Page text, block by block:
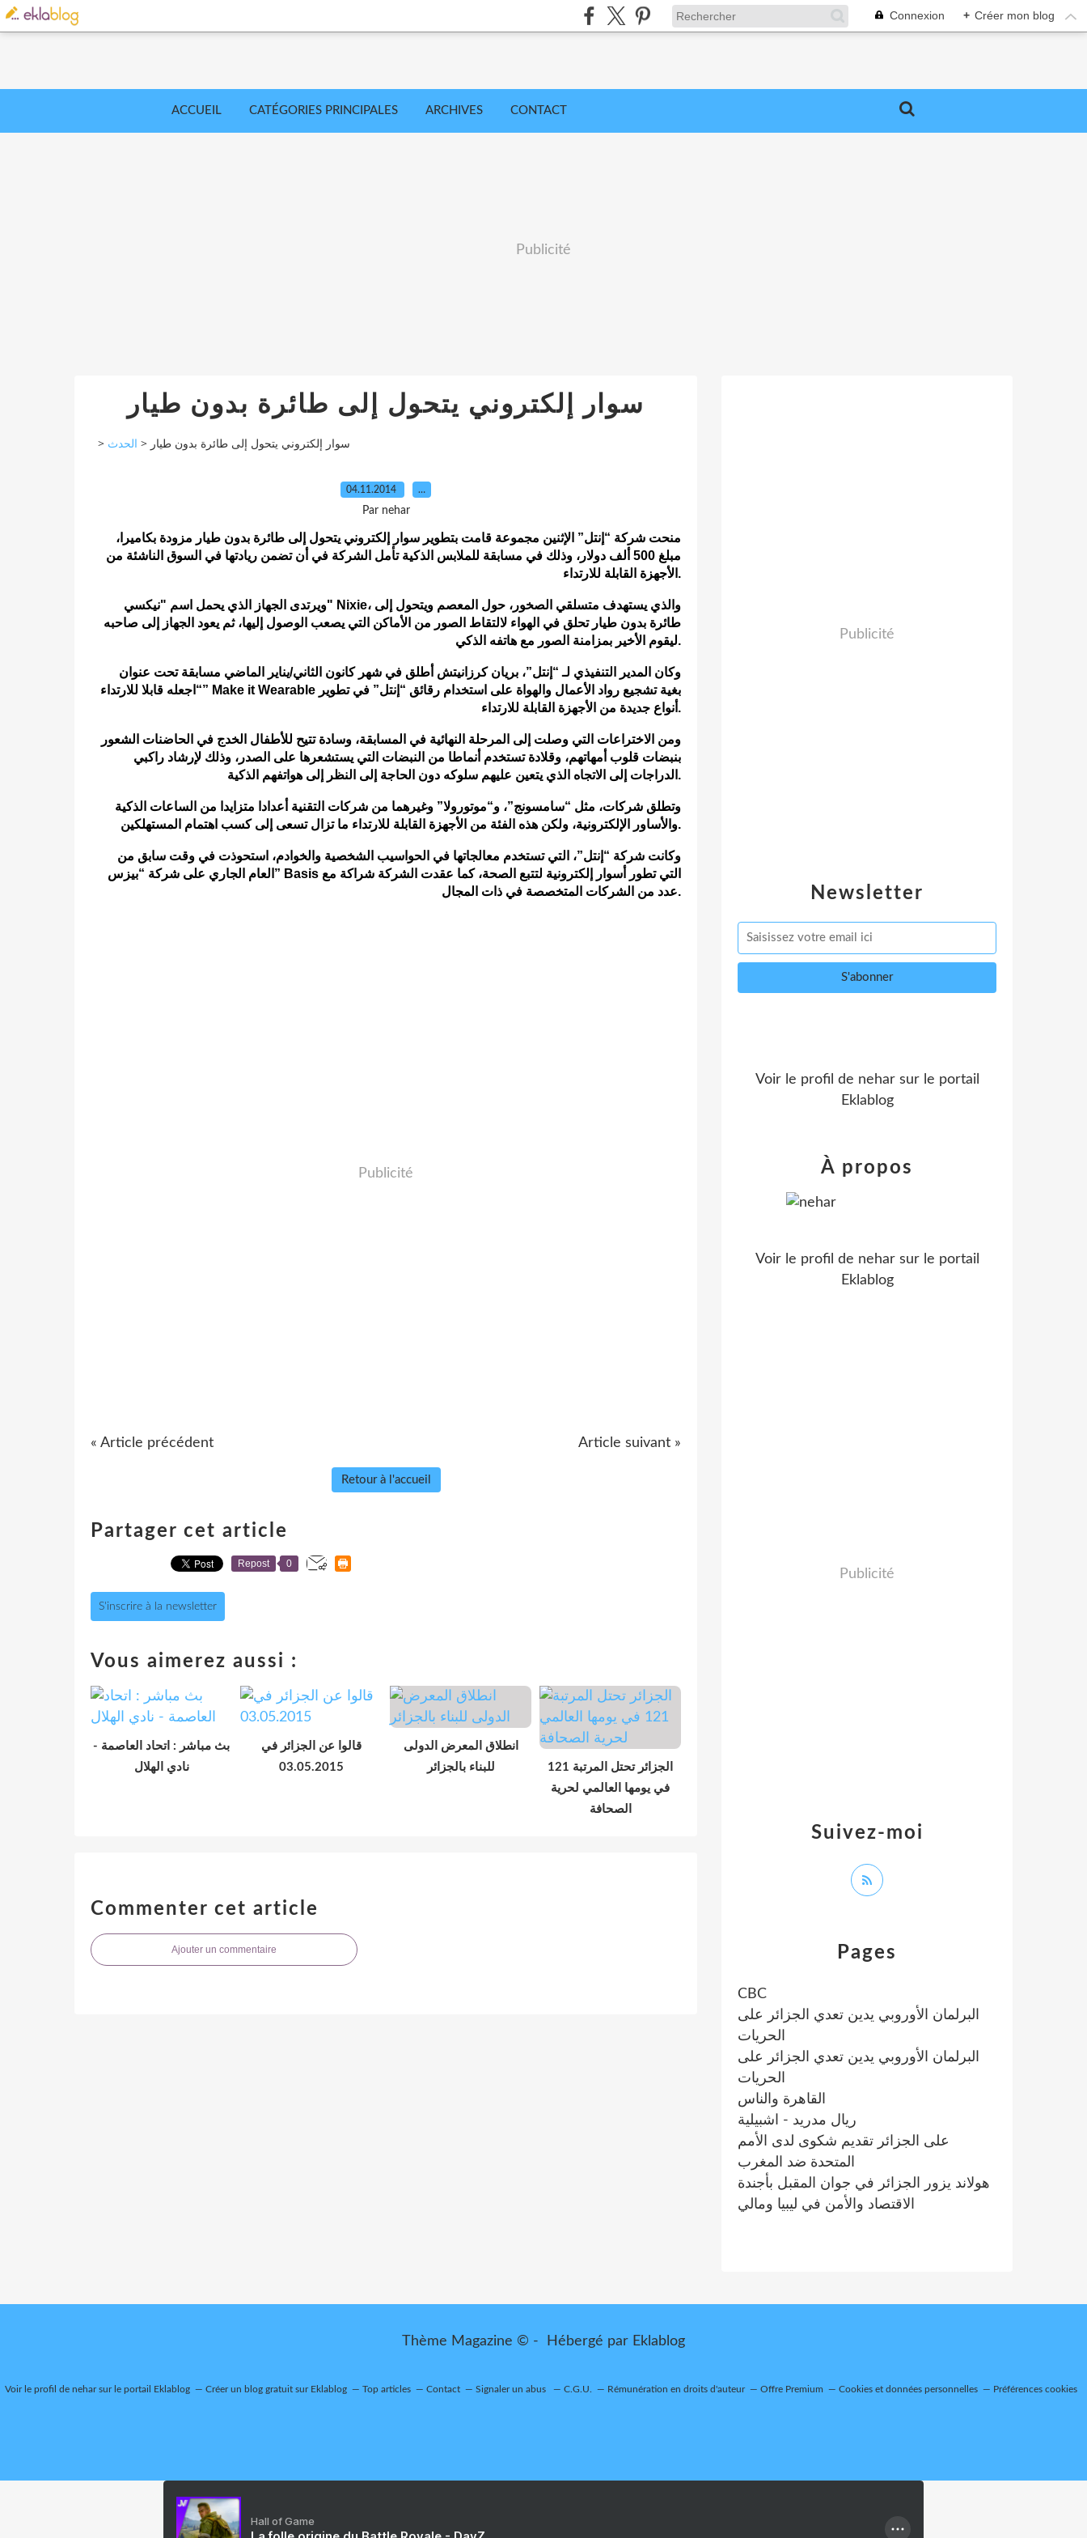
Connexion + Créer mon blog
ACCUEIL CATÉGORIES PRINCIPALES ARCHIVES CONTACT
Publicité
سوار إلكتروني يتحول إلى طائرة بدون طيار
> الحدث > سوار إلكتروني يتحول إلى طائرة بدون طيار
04.11.2014 …
Par nehar
منحت شركة “إنتل” الإثنين مجموعة قامت بتطوير سوار إلكتروني يتحول إلى طائرة بدون طيار مزودة بكاميرا،
مبلغ 500 ألف دولار، وذلك في مسابقة للملابس الذكية تأمل الشركة في أن تضمن ريادتها في السوق الناشئة من
الأجهزة القابلة للارتداء.
ويرتدى الجهاز الذي يحمل اسم "نيكسي" Nixie، والذي يستهدف متسلقي الصخور، حول المعصم ويتحول إلى
طائرة بدون طيار تحلق في الهواء لالتقاط الصور من الأماكن التي يصعب الوصول إليها، ثم يعود الجهاز إلى صاحبه
ليقوم الأخير بمزامنة الصور مع هاتفه الذكي.
وكان المدير التنفيذي لـ “إنتل”، بريان كرزانيتش أطلق في شهر كانون الثاني/يناير الماضي مسابقة تحت عنوان
“اجعله قابلا للارتداء” Make it Wearable بغية تشجيع رواد الأعمال والهواة على استخدام رقائق “إنتل” في تطوير
أنواع جديدة من الأجهزة القابلة للارتداء.
ومن الاختراعات التي وصلت إلى المرحلة النهائية في المسابقة، وسادة تتيح للأطفال الخدج في الحاضنات الشعور
بنبضات قلوب أمهاتهم، وقلادة تستخدم أنماطا من النبضات التي يستشعرها على الصدر، وذلك لإرشاد راكبي
الدراجات إلى الاتجاه الذي يتعين عليهم سلوكه دون الحاجة إلى النظر إلى هواتفهم الذكية.
وتطلق شركات، مثل “سامسونج”، و“موتورولا” وغيرهما من شركات التقنية أعدادا متزايدا من الساعات الذكية
والأساور الإلكترونية، ولكن هذه الفئة من الأجهزة القابلة للارتداء ما تزال تسعى إلى كسب اهتمام المستهلكين.
وكانت شركة “إنتل”، التي تستخدم معالجاتها في الحواسيب الشخصية والخوادم، استحوذت في وقت سابق من
العام الجاري على شركة “بيزس” Basis التي تطور أسوار إلكترونية لتتبع الصحة، كما عقدت الشركة شراكة مع
عدد من الشركات المتخصصة في ذات المجال.
Publicité
« Article précédent Article suivant »
Retour à l'accueil
Partager cet article
Repost 0
S'inscrire à la newsletter
Vous aimerez aussi :
بث مباشر : اتحاد العاصمة -
نادي الهلال
قالوا عن الجزائر في
03.05.2015
انطلاق المعرض الدولى
للبناء بالجزائر
الجزائر تحتل المرتبة 121
في يومها العالمي لحرية
الصحافة
Commenter cet article
Ajouter un commentaire
Newsletter
Publicité
Pages
CBC
البرلمان الأوروبي يدين تعدي الجزائر على
الحريات
البرلمان الأوروبي يدين تعدي الجزائر على
الحريات
القاهرة والناس
ريال مدريد - اشبيلية
على الجزائر تقديم شكوى لدى الأمم
المتحدة ضد المغرب
هولاند يزور الجزائر في جوان المقبل بأجندة
الاقتصاد والأمن في ليبيا ومالي
Voir le profil de neharsur le portail
Eklablog
Suivez-moi
À propos
Voir le profil de neharsur le portail
Eklablog
Publicité
Thème Magazine © - Hébergé par Eklablog
Voir le profil de neharsur le portail Eklablog Créer un blog gratuit sur Eklablog Top articles Contact Signaler un abus C.G.U. Rémunération en droits d'auteur Offre Premium Cookies et données personnelles Préférences cookies
Hall of Game